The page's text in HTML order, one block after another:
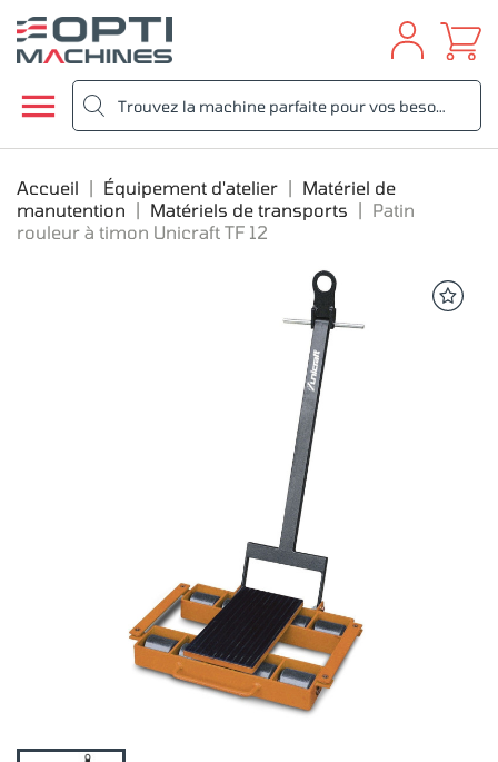

Accueil Équipement d'atelier
Matériel de
manutention
Matériels de transports
Patin
rouleur à timon Unicraft TF 12